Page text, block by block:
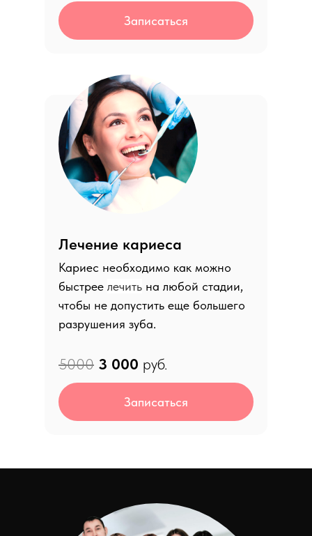
Записаться
Кариес необходимо как можно
быстрее лечить на любой стадии,
чтобы не допустить еще большего
разрушения зуба.
5000 3 000 руб.
Записаться
Лечение кариеса